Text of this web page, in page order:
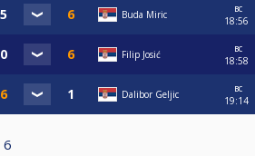
Buda Miric
вс
18:56
Filip Josić
вс
18:58
Dalibor Geljic
вс
19:14
6